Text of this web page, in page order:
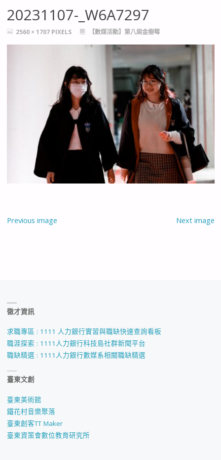
20231107-_W6A7297
FULL2560 × 1707 PIXELS 【數媒活動】第八屆金樹莓
Previous image Next image
徵才資訊
求職專區 : 1111 人力銀行實習與職缺快速查詢看板
職涯探索 : 1111人力銀行科技島社群新聞平台
職缺精選 : 1111人力銀行數媒系相關職缺精選
臺東文創
臺東美術館
鐵花村音樂聚落
臺東創客TT Maker
臺東資策會數位教育研究所